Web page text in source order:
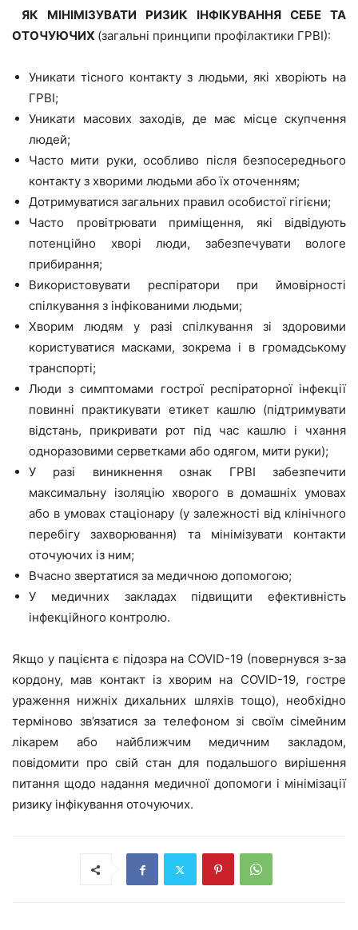
ЯК МІНІМІЗУВАТИ РИЗИК ІНФІКУВАННЯ СЕБЕ ТА
ОТОЧУЮЧИХ (загальні принципи профілактики ГРВІ):
Уникати тісного контакту з людьми, які хворіють на
ГРВІ;
Уникати масових заходів, де має місце скупчення
людей;
Часто мити руки, особливо після безпосереднього
контакту з хворими людьми або їх оточенням;
Дотримуватися загальних правил особистої гігієни;
Часто провітрювати приміщення, які відвідують
потенційно хворі люди, забезпечувати вологе
прибирання;
Використовувати респіратори при ймовірності
спілкування з інфікованими людьми;
Хворим людям у разі спілкування зі здоровими
користуватися масками, зокрема і в громадському
транспорті;
Люди з симптомами гострої респіраторної інфекції
повинні практикувати етикет кашлю (підтримувати
відстань, прикривати рот під час кашлю і чхання
одноразовими серветками або одягом, мити руки);
У разі виникнення ознак ГРВІ забезпечити
максимальну ізоляцію хворого в домашніх умовах
або в умовах стаціонару (у залежності від клінічного
перебігу захворювання) та мінімізувати контакти
оточуючих із ним;
Вчасно звертатися за медичною допомогою;
У медичних закладах підвищити ефективність
інфекційного контролю.
Якщо у пацієнта є підозра на COVID-19 (повернувся з-за
кордону, мав контакт із хворим на COVID-19, гостре
ураження нижніх дихальних шляхів тощо), необхідно
терміново зв’язатися за телефоном зі своїм сімейним
лікарем або найближчим медичним закладом,
повідомити про свій стан для подальшого вирішення
питання щодо надання медичної допомоги і мінімізації
ризику інфікування оточуючих.